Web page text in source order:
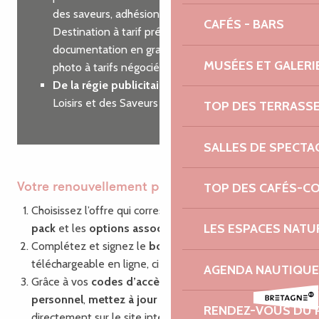
CAFÉS - BARS
MUSÉES ET
TOP DES
SALLES DE
TOP DES CAFÉS-
LES ESPACES
AGENDA NAUTIQUE
RENDEZ-VOUS DU
des saveurs, adhésion à Côtes d’Armor
Destination à tarif préférentiel, commande de
documentation en grande quantité, shooting
photo à tarifs négociés…
De la régie publicitaire
sur nos guides des
Loisirs et des Saveurs
Votre renouvellement pas à pas
Choisissez l’offre qui correspond à vos besoins : le
pack et les options associées
Complétez et signez le bon de commande,
téléchargeable en ligne, ci-dessous.
Grâce à vos codes d’accès
personnel, mettez à jour vos informations